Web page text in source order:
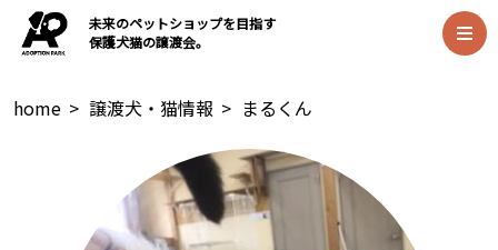
未来のペットショップを目指す
保護犬猫の譲渡会。
home > 譲渡犬・猫情報 > まるくん